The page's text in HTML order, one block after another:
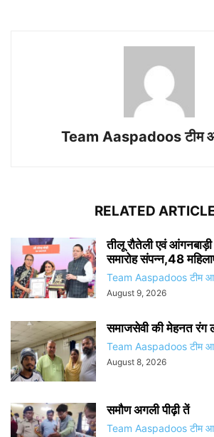
Team Aaspadoos टीम
RELATED
तीलू रौतेली एवं
समारोह संपन्न,48
Team Aaspadoos टीम
August 9, 2026
समाजसेवी की मेहनत रंग
Team Aaspadoos टीम
August 8, 2026
समौण अगली पीढ़ी तें
Team Aaspadoos टीम